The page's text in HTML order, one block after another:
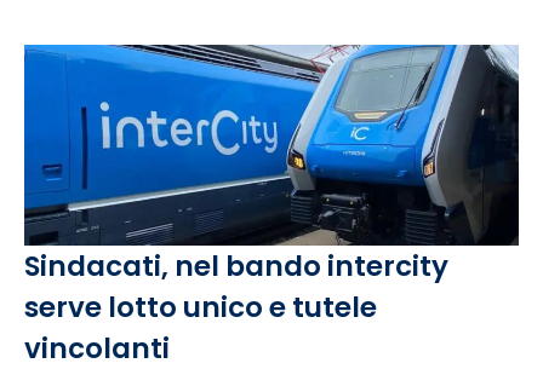
Sindacati, nel bando intercity
serve lotto unico e tutele
vincolanti